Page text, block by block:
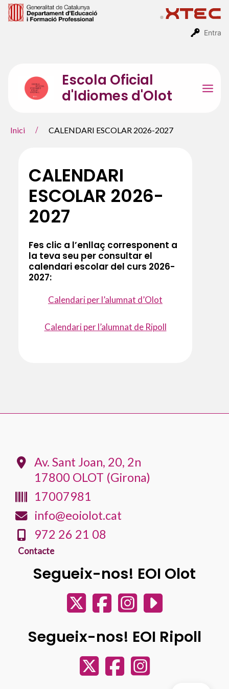
Entra
Vés
Escola Oficial
d'Idiomes d'Olot
Inici CALENDARI ESCOLAR 2026-2027
CALENDARI
ESCOLAR 2026-
2027
Fes clic a l’enllaç corresponent a
la teva seu per consultar el
calendari escolar del curs 2026-
2027:
Calendari per l’alumnat d’Olot
Calendari per l’alumnat de Ripoll
Av. Sant Joan, 20, 2n
17800 OLOT (Girona)
17007981
info@eoiolot.cat
972 26 21 08
Contacte
Segueix-nos! EOI Olot
Segueix-nos! EOI Ripoll